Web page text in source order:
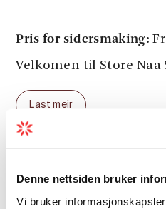
Denne nettsiden bruker
Vi bruker
Pris for sidersmaking:
Velkomen til Store Naa
Last meir
Sesong